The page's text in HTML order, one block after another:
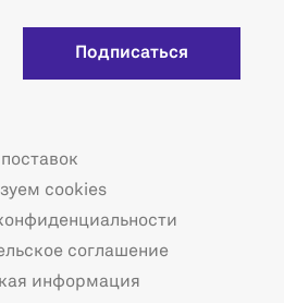
Подписаться
cookies
соглашение
информация